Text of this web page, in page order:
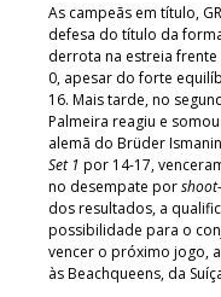
As campeãs em título,
defesa do título da
derrota na estreia frente
0, apesar do forte
16. Mais tarde, no
Palmeira reagiu e
alemã do Brüder
Set 1 por 14-17,
no desempate por
dos resultados, a
possibilidade para o
vencer o próximo jogo,
às Beachqueens, da